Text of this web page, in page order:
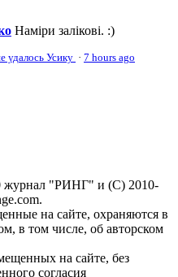
Наміри залікові. :)
удалось Усику · 7 hours ago
журнал "РИНГ" и (С) 2010-
на сайте, охраняются в
в том числе, об авторском
на сайте, без
согласия